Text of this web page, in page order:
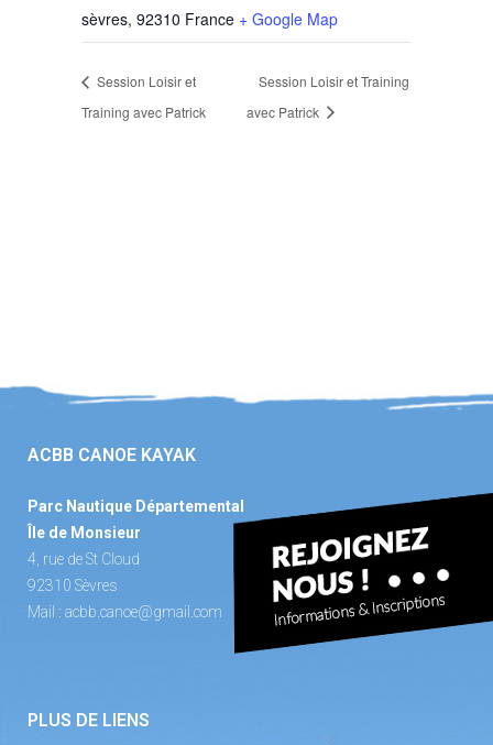
sèvres, 92310 France + Google Map
Session Loisir et
Training avec Patrick
Session Loisir et Training
avec Patrick
ACBB CANOE KAYAK
Parc Nautique Départemental
Île de Monsieur
4, rue de St Cloud
92310 Sèvres
Mail : acbb.canoe@gmail.com
PLUS DE LIENS